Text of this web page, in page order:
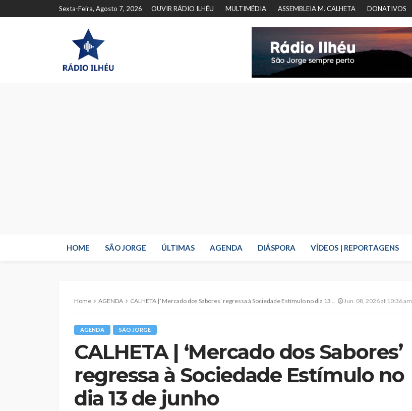
Sexta-Feira, Agosto 7, 2026 OUVIR RÁDIO ILHÉU MULTIMÉDIA ASSEMBLEIA M. CALHETA DONATIVOS
HOME SÃO JORGE ÚLTIMAS AGENDA DIÁSPORA VÍDEOS | REPORTAGENS
Home AGENDA CALHETA | ‘Mercado dos Sabores’ regressa à Sociedade Estímulo no dia 13 de junho Jun. 08, 2026 at 10:36 am
AGENDA SÃO JORGE
CALHETA | ‘Mercado dos Sabores’
regressa à Sociedade Estímulo no
dia 13 de junho